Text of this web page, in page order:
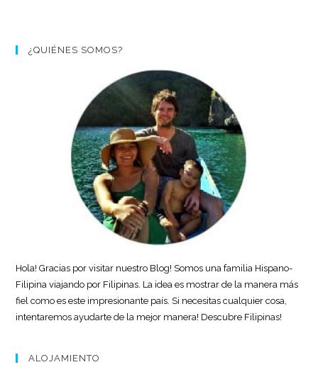
¿QUIÉNES SOMOS?
Hola! Gracias por visitar nuestro Blog! Somos una familia Hispano-
Filipina viajando por Filipinas. La idea es mostrar de la manera más
fiel como es este impresionante país. Si necesitas cualquier cosa,
intentaremos ayudarte de la mejor manera! Descubre Filipinas!
ALOJAMIENTO